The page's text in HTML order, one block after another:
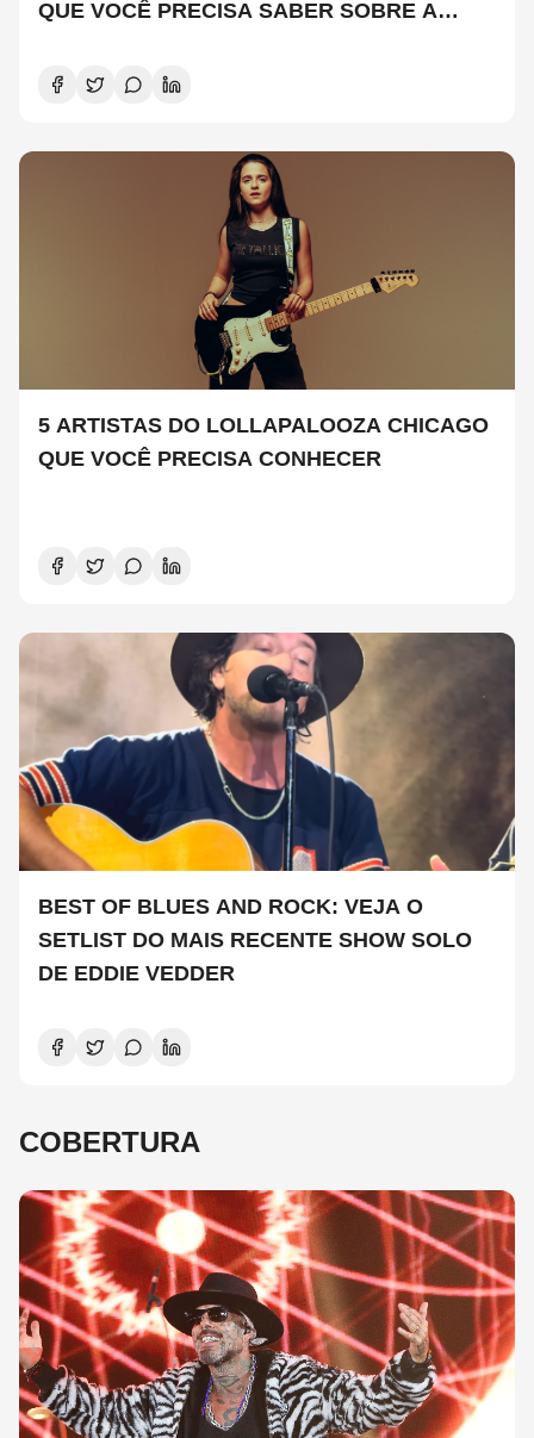
QUE VOCÊ PRECISA SABER SOBRE A
5 ARTISTAS DO LOLLAPALOOZA CHICAGO
QUE VOCÊ PRECISA CONHECER
BEST OF BLUES AND ROCK: VEJA O
SETLIST DO MAIS RECENTE SHOW SOLO
DE EDDIE VEDDER
COBERTURA